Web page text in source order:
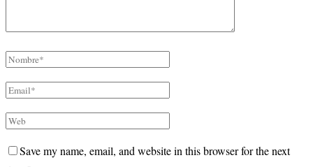
Save my name, email, and website in this browser for the next